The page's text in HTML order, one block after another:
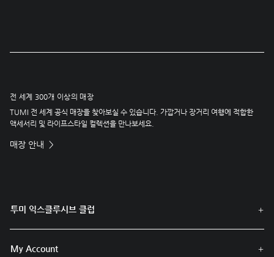
전 세계 300개 이상의 매장
TUMI 전 세계 공식 매장을 찾아보실 수 있습니다. 가깝거나 장거리 여행에 적합한
액세서리 및 라이프스타일 컬렉션을 만나보세요.
매장 안내
투미 익스클루시브 클럽
My Account